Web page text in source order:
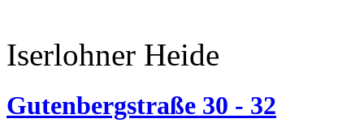
Iserlohner Heide
Gutenbergstraße 30 - 32